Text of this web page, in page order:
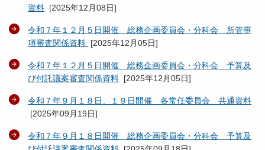
資料 [2025年12月08日]
令和７年１２月５日開催 総務企画委員会・分科会 所管事
項審査関係資料 [2025年12月05日]
令和７年１２月５日開催 総務企画委員会・分科会 予算及
び付託議案審査関係資料 [2025年12月05日]
令和７年９月１８日、１９日開催 各常任委員会 共通資料
[2025年09月19日]
令和７年９月１８日開催 総務企画委員会・分科会 予算及